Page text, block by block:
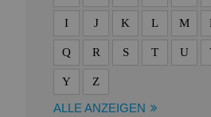
I J K L M
Q R S T U
Y Z
ALLE ANZEIGEN